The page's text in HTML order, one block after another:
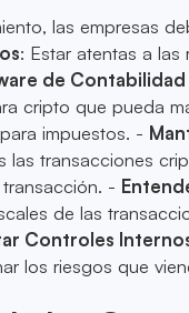
las empresas
: Estar atentas a
de
cripto que pueda
impuestos. -
las transacciones
-
de las
Controles
los riesgos que